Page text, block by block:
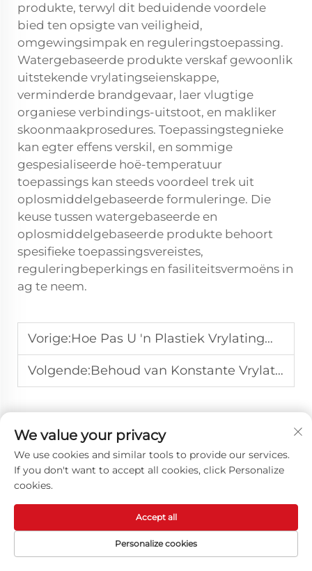
produkte, terwyl dit beduidende voordele
bied ten opsigte van veiligheid,
omgewingsimpak en reguleringstoepassing.
Watergebaseerde produkte verskaf gewoonlik
uitstekende vrylatingseienskappe,
verminderde brandgevaar, laer vlugtige
organiese verbindings-uitstoot, en makliker
skoonmaakprosedures. Toepassingstegnieke
kan egter effens verskil, en sommige
gespesialiseerde hoë-temperatuur
toepassings kan steeds voordeel trek uit
oplosmiddelgebaseerde formuleringe. Die
keuse tussen watergebaseerde en
oplosmiddelgebaseerde produkte behoort
spesifieke toepassingsvereistes,
reguleringbeperkings en fasiliteitsvermoëns in
ag te neem.
Vorige:Hoe Pas U 'n Plastiek Vrylatingmiddel Toe Vir Beste Mall Prestasie?
Volgende:Behoud van Konstante Vrylating: Berging en Hantering van Oliegebaseerde Middels
KONTAK ONS
[email protected]
LAAT ONS 'N BOODSKAP
We value your privacy
We use cookies and similar tools to provide our services.
If you don't want to accept all cookies, click Personalize
cookies.
Personalize cookies
Accept all